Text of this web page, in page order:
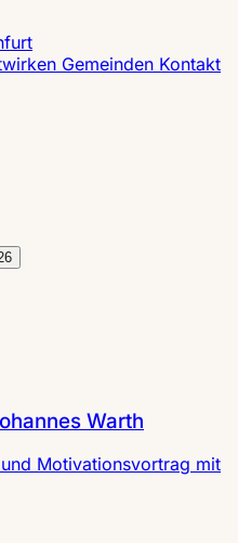
Gemeinden Kontakt
Warth
Motivationsvortrag mit